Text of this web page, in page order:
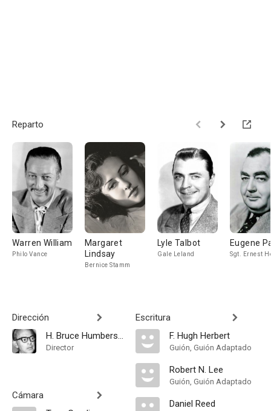
Reparto
Warren William
Philo Vance
Margaret
Lindsay
Bernice Stamm
Lyle Talbot
Gale Leland
Eugene
Sgt. Ernest
Dirección
H. Bruce Humberstone
Director
Cámara
Escritura
F. Hugh Herbert
Guión, Guión Adaptado
Robert N. Lee
Guión, Guión Adaptado
Daniel Reed